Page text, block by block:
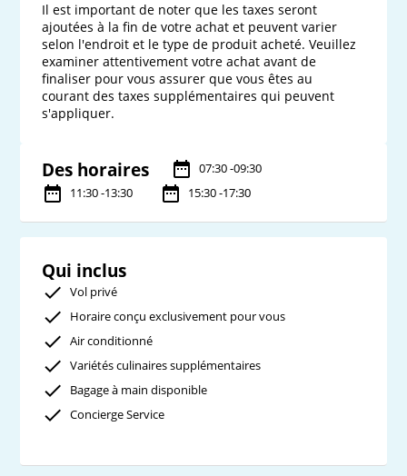
Il est important de noter que les taxes seront
ajoutées à la fin de votre achat et peuvent varier
selon l'endroit et le type de produit acheté. Veuillez
examiner attentivement votre achat avant de
finaliser pour vous assurer que vous êtes au
courant des taxes supplémentaires qui peuvent
Des horaires
07:30 -09:30
11:30 -13:30
15:30 -17:30
Qui inclus
Vol privé
Horaire conçu exclusivement pour vous
Air conditionné
Variétés culinaires supplémentaires
Bagage à main disponible
Concierge Service